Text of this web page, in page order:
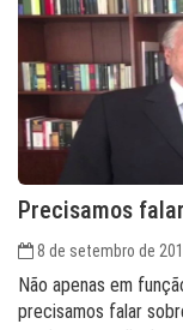
Precisamos
8 de setembro de
Não apenas em
precisamos falar